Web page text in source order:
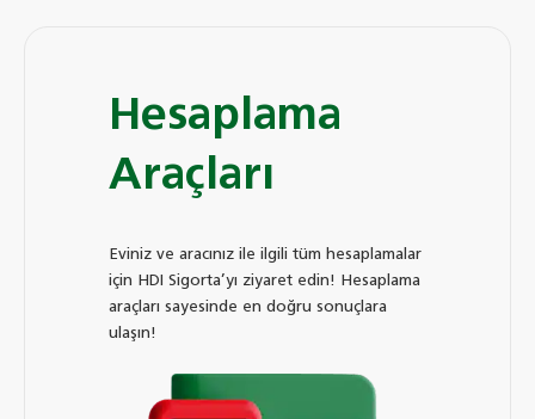
Hesaplama
Araçları
Eviniz ve aracınız ile ilgili tüm hesaplamalar
için HDI Sigorta’yı ziyaret edin! Hesaplama
araçları sayesinde en doğru sonuçlara
ulaşın!